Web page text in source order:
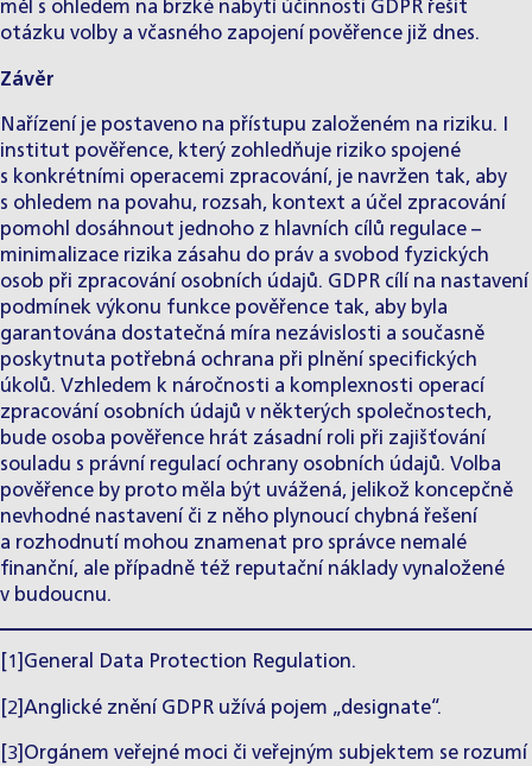
měl s ohledem na brzké nabytí účinnosti GDPR řešit
otázku volby a včasného zapojení pověřence již dnes.
Závěr
Nařízení je postaveno na přístupu založeném na riziku. I
institut pověřence, který zohledňuje riziko spojené
s konkrétními operacemi zpracování, je navržen tak, aby
s ohledem na povahu, rozsah, kontext a účel zpracování
pomohl dosáhnout jednoho z hlavních cílů regulace –
minimalizace rizika zásahu do práv a svobod fyzických
osob při zpracování osobních údajů. GDPR cílí na nastavení
podmínek výkonu funkce pověřence tak, aby byla
garantována dostatečná míra nezávislosti a současně
poskytnuta potřebná ochrana při plnění specifických
úkolů. Vzhledem k náročnosti a komplexnosti operací
zpracování osobních údajů v některých společnostech,
bude osoba pověřence hrát zásadní roli při zajišťování
souladu s právní regulací ochrany osobních údajů. Volba
pověřence by proto měla být uvážená, jelikož koncepčně
nevhodné nastavení či z něho plynoucí chybná řešení
a rozhodnutí mohou znamenat pro správce nemalé
finanční, ale případně též reputační náklady vynaložené
v budoucnu.
[1]General Data Protection Regulation.
[2]Anglické znění GDPR užívá pojem „designate“.
[3]Orgánem veřejné moci či veřejným subjektem se rozumí